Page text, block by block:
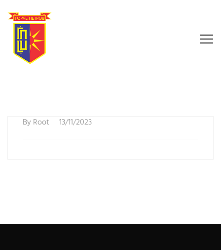
ByRoot 13/11/2023